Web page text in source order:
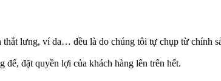
lưng, ví da… đều là do chúng tôi tự chụp từ chính
đặt quyền lợi của khách hàng lên trên hết.